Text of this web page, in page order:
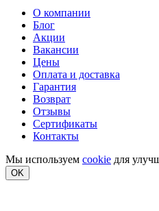
О компании
Блог
Акции
Вакансии
Цены
Оплата и доставка
Гарантия
Возврат
Отзывы
Сертификаты
Контакты
Мы используем cookie для
OK